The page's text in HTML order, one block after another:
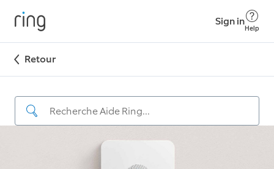
Sign in
Help
Retour